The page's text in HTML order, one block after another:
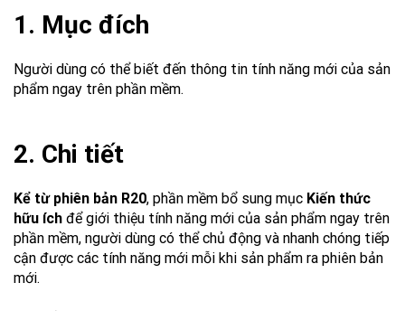
1. Mục đích
Người dùng có thể biết đến thông tin tính năng mới của sản
phẩm ngay trên phần mềm.
2. Chi tiết
Kể từ phiên bản R20, phần mềm bổ sung mục Kiến thức
hữu ích để giới thiệu tính năng mới của sản phẩm ngay trên
phần mềm, người dùng có thể chủ động và nhanh chóng tiếp
cận được các tính năng mới mỗi khi sản phẩm ra phiên bản
mới.